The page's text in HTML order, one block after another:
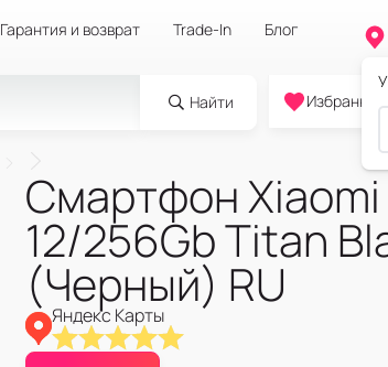
Гарантия и возврат Trade-In Блог
Найти Избранное
Смартфон Xiaomi
12/256Gb Titan
(Черный) RU
Яндекс Карты